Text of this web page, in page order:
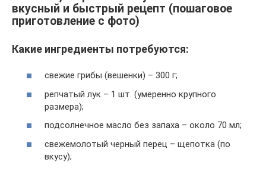
вкусный и быстрый рецепт (пошаговое
приготовление с фото)
Какие ингредиенты потребуются:
свежие грибы (вешенки) – 300 г;
репчатый лук – 1 шт. (умеренно крупного
размера);
подсолнечное масло без запаха – около 70 мл;
свежемолотый черный перец – щепотка (по
вкусу);